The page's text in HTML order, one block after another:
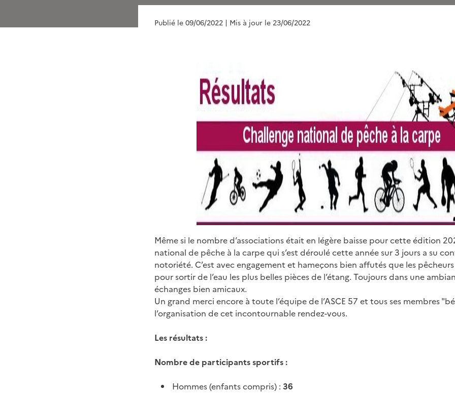
Publié le 09/06/2022 | Mis à jour le 23/06/2022
Même si le nombre d’associations était en légère baisse pour cette édition
national de pêche à la carpe qui s’est déroulé cette année sur 3 jours a su
notoriété. C’est avec engagement et hameçons bien affutés que les
pour sortir de l’eau les plus belles pièces de l’étang. Toujours dans une
échanges bien amicaux.
Un grand merci encore à toute l’équipe de l’ASCE 57 et tous ses membres
l’organisation de cet incontournable rendez-vous.
Les résultats :
Nombre de participants sportifs :
Hommes (enfants compris) :36